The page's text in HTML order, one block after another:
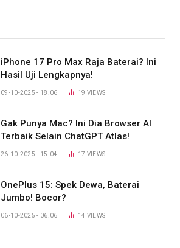
iPhone 17 Pro Max Raja Baterai? Ini
Hasil Uji Lengkapnya!
09-10-2025 - 18.06 19 VIEWS
Gak Punya Mac? Ini Dia Browser AI
Terbaik Selain ChatGPT Atlas!
26-10-2025 - 15.04 17 VIEWS
OnePlus 15: Spek Dewa, Baterai
Jumbo! Bocor?
06-10-2025 - 06.06 14 VIEWS